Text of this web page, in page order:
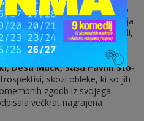
v Seattlu, Čaka te pošta, Ko
Predstava je intimna kolekcija
lepi, nostalgični, žalostni, veseli,
resnični in čustveni.
igralk in žensk:
Nataša
Desa Muck, Saša Pavlin Sto-
skozi obleke, ki so jih
zgodb iz svojega
večkrat nagrajena